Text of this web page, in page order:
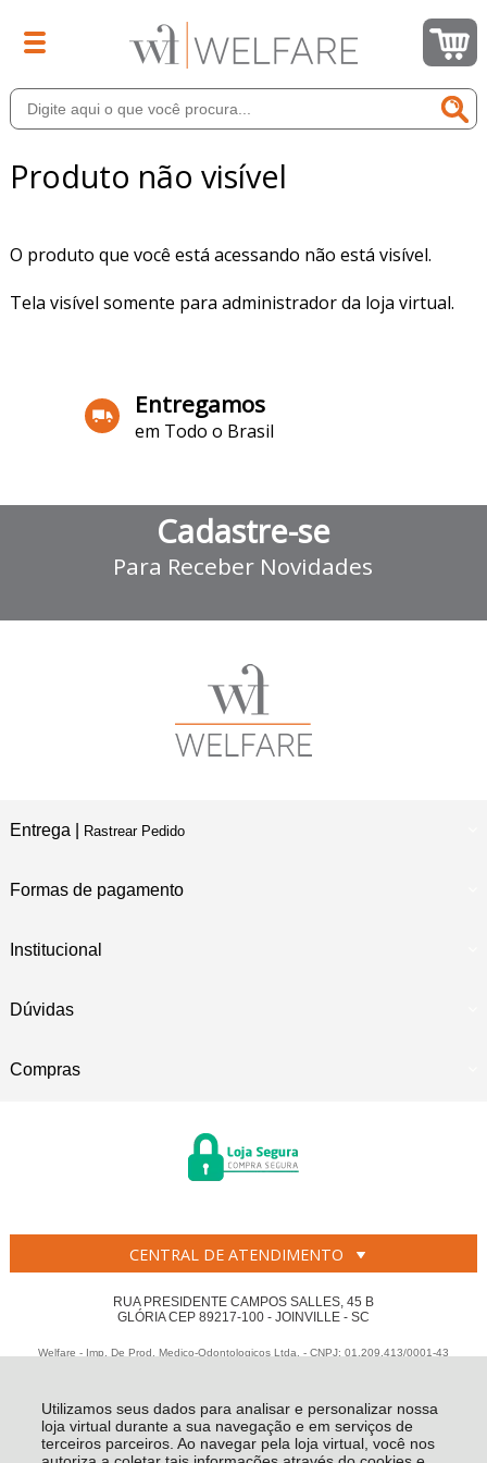
Utilizamos seus dados para analisar e personalizar nossa
loja virtual durante a sua navegação e em serviços de
terceiros parceiros. Ao navegar pela loja virtual, você nos
Produto não visível
O produto que você está acessando não está visível.
Tela visível somente para administrador da loja virtual.
Entregamos
em Todo o Brasil
Cadastre-se
Para Receber Novidades
Entrega | Rastrear Pedido
Formas de pagamento
Institucional
Dúvidas
Compras
CENTRAL DE ATENDIMENTO
RUA PRESIDENTE CAMPOS SALLES, 45 B
GLÓRIA CEP 89217-100 - JOINVILLE - SC
Welfare - Imp. De Prod. Medico-Odontologicos Ltda. - CNPJ: 01.209.413/0001-43